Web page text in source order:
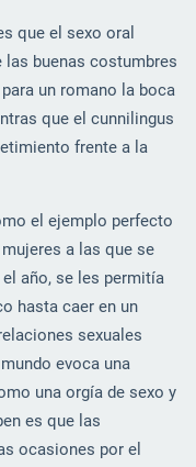
que el sexo oral
buenas costumbres
un romano la boca
que el cunnilingus
frente a la
el ejemplo perfecto
a las que se
año, se les permitía
hasta caer en un
sexuales
evoca una
una orgía de sexo y
es que las
ocasiones por el